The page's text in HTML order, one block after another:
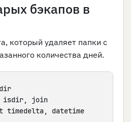
бэкапов в
который удаляет папки с
количества дней.
isdir, join
timedelta, datetime